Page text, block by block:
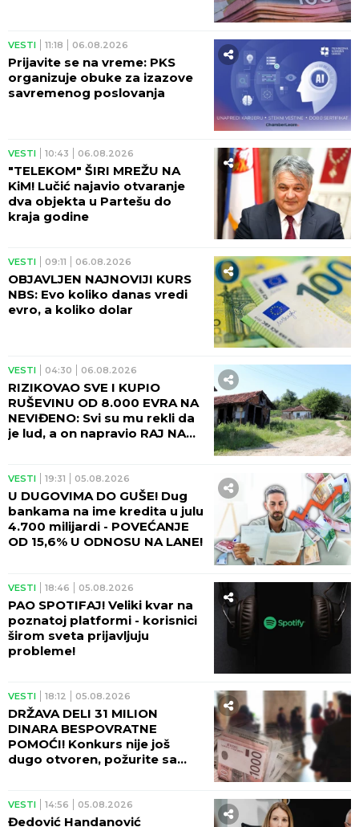
VESTI 11:18 06.08.2026
Prijavite se na vreme: PKS
organizuje obuke za izazove
savremenog poslovanja
VESTI 10:43 06.08.2026
"TELEKOM" ŠIRI MREŽU NA
KiM! Lučić najavio otvaranje
dva objekta u Partešu do
kraja godine
VESTI 09:11 06.08.2026
OBJAVLJEN NAJNOVIJI KURS
NBS: Evo koliko danas vredi
evro, a koliko dolar
VESTI 04:30 06.08.2026
RIZIKOVAO SVE I KUPIO
RUŠEVINU OD 8.000 EVRA NA
NEVIĐENO: Svi su mu rekli da
je lud, a on napravio RAJ NA
VESTI 19:31 05.08.2026
U DUGOVIMA DO GUŠE! Dug
bankama na ime kredita u julu
4.700 milijardi - POVEĆANJE
OD 15,6% U ODNOSU NA LANE!
VESTI 18:46 05.08.2026
PAO SPOTIFAJ! Veliki kvar na
poznatoj platformi - korisnici
širom sveta prijavljuju
probleme!
VESTI 18:12 05.08.2026
DRŽAVA DELI 31 MILION
DINARA BESPOVRATNE
POMOĆI! Konkurs nije još
dugo otvoren, požurite sa
VESTI 14:56 05.08.2026
Đedović Handanović